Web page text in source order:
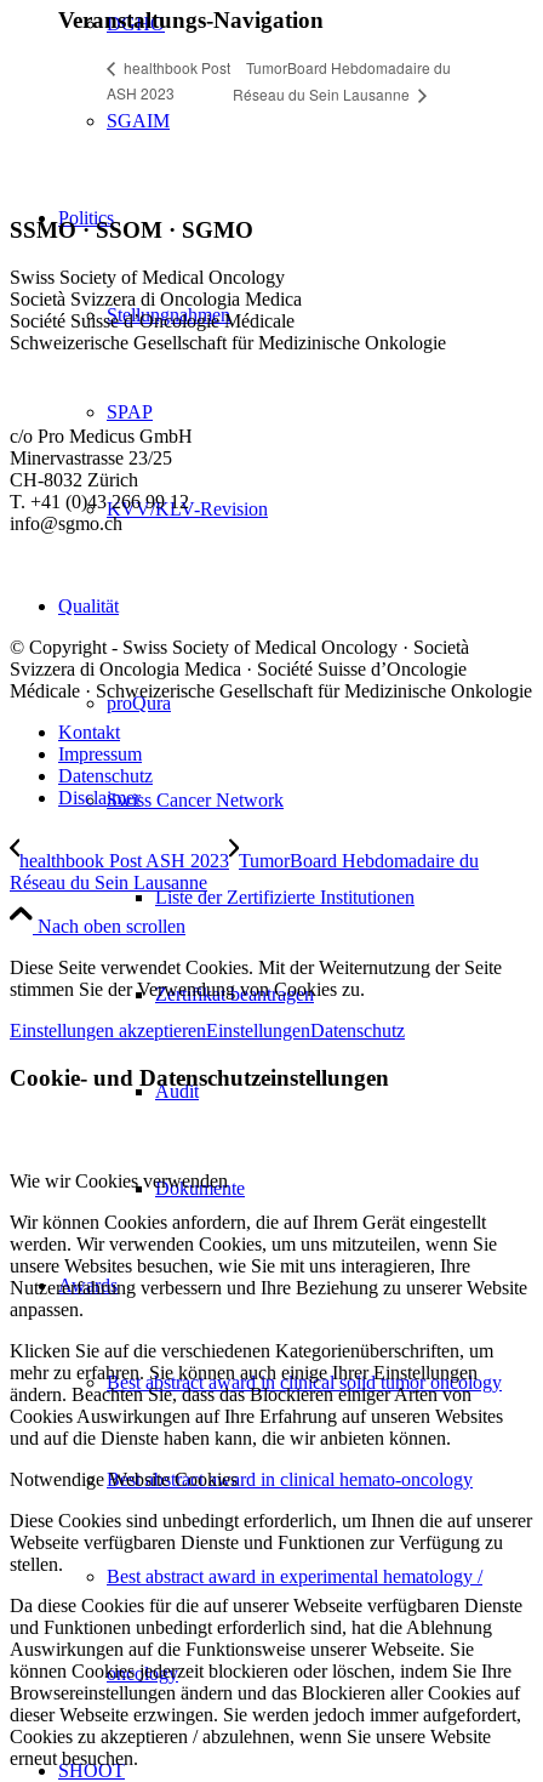
DGHO
SGAIM
Politics
Stellungnahmen
SPAP
KVV/KLV-Revision
Qualität
proQura
Swiss Cancer Network
Liste der Zertifizierte Institutionen
Zertifikat beantragen
Audit
Dokumente
Awards
Best abstract award in clinical solid tumor oncology
Best abstract award in clinical hemato-oncology
Best abstract award in experimental hematology /
oncology
SHOOT
Veranstaltungs-Navigation
healthbook Post
ASH 2023
TumorBoard Hebdomadaire du
Réseau du Sein Lausanne
SSMO · SSOM · SGMO
Swiss Society of Medical Oncology
Società Svizzera di Oncologia Medica
Société Suisse d’Oncologie Médicale
Schweizerische Gesellschaft für Medizinische Onkologie
c/o Pro Medicus GmbH
Minervastrasse 23/25
CH-8032 Zürich
T. +41 (0)43 266 99 12
info@sgmo.ch
© Copyright - Swiss Society of Medical Oncology · Società
Svizzera di Oncologia Medica · Société Suisse d’Oncologie
Médicale · Schweizerische Gesellschaft für Medizinische Onkologie
Kontakt
Impressum
Datenschutz
Disclaimer
healthbook Post ASH 2023 TumorBoard Hebdomadaire du
Réseau du Sein Lausanne
Nach oben scrollen
Diese Seite verwendet Cookies. Mit der Weiternutzung der Seite
stimmen Sie der Verwendung von Cookies zu.
Einstellungen akzeptierenEinstellungenDatenschutz
Cookie- und Datenschutzeinstellungen
Wie wir Cookies verwenden
Wir können Cookies anfordern, die auf Ihrem Gerät eingestellt
werden. Wir verwenden Cookies, um uns mitzuteilen, wenn Sie
unsere Websites besuchen, wie Sie mit uns interagieren, Ihre
Nutzererfahrung verbessern und Ihre Beziehung zu unserer Website
anpassen.
Klicken Sie auf die verschiedenen Kategorienüberschriften, um
mehr zu erfahren. Sie können auch einige Ihrer Einstellungen
ändern. Beachten Sie, dass das Blockieren einiger Arten von
Cookies Auswirkungen auf Ihre Erfahrung auf unseren Websites
und auf die Dienste haben kann, die wir anbieten können.
Notwendige Website Cookies
Diese Cookies sind unbedingt erforderlich, um Ihnen die auf unserer
Webseite verfügbaren Dienste und Funktionen zur Verfügung zu
stellen.
Da diese Cookies für die auf unserer Webseite verfügbaren Dienste
und Funktionen unbedingt erforderlich sind, hat die Ablehnung
Auswirkungen auf die Funktionsweise unserer Webseite. Sie
können Cookies jederzeit blockieren oder löschen, indem Sie Ihre
Browsereinstellungen ändern und das Blockieren aller Cookies auf
dieser Webseite erzwingen. Sie werden jedoch immer aufgefordert,
Cookies zu akzeptieren / abzulehnen, wenn Sie unsere Website
erneut besuchen.